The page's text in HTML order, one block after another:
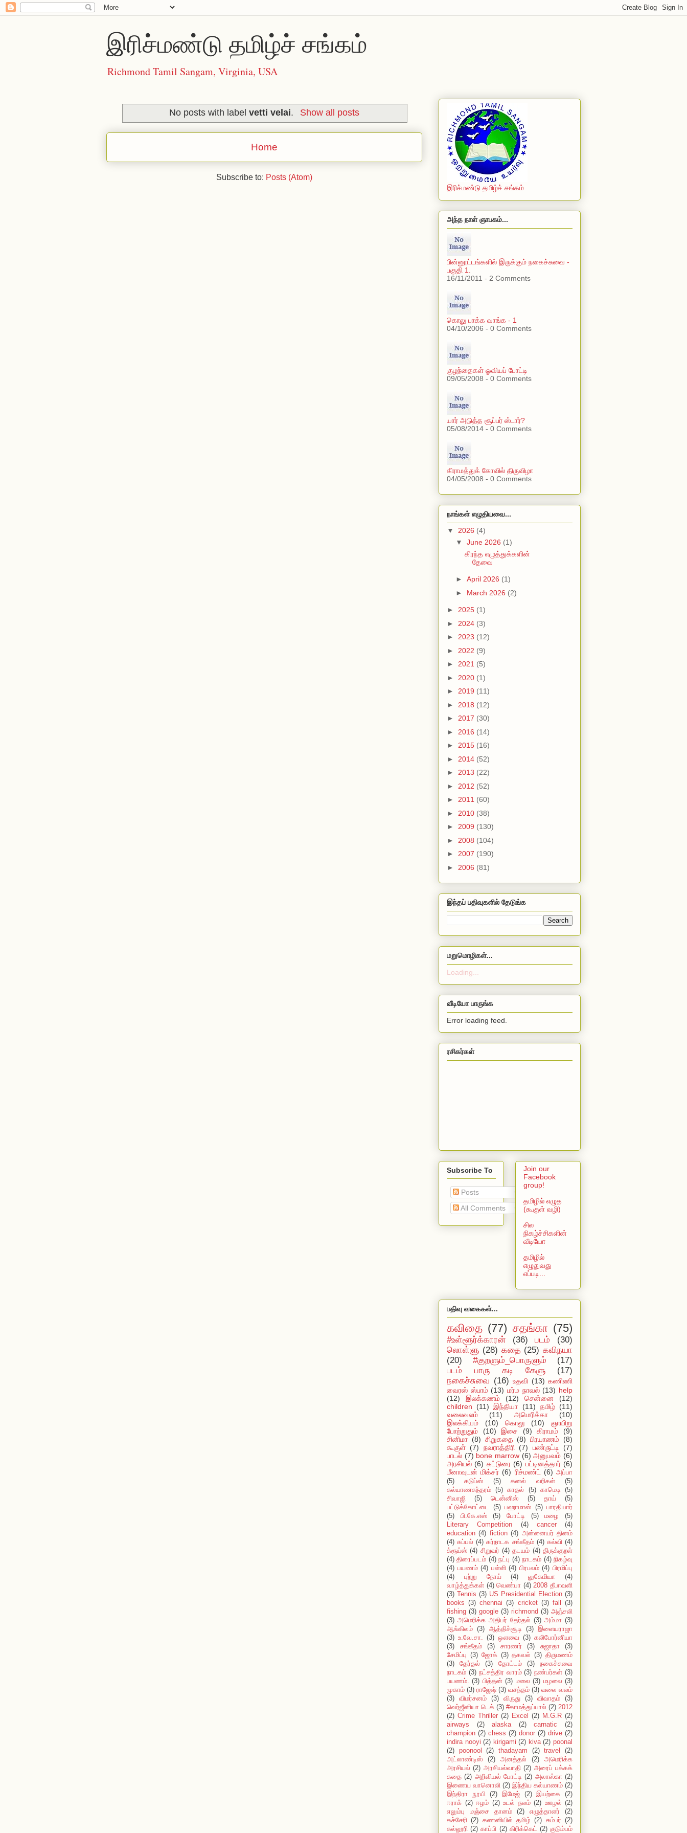
இரிச்மண்டு தமிழ்ச் சங்கம்
Richmond Tamil Sangam, Virginia, USA
No posts with labelvetti velai. Show all posts
Home
Subscribe to: Posts (Atom)
இரிச்மண்டு தமிழ்ச் சங்கம்
அந்த நாள் ஞாபகம்...
பின்னூட்டங்களில் இருக்கும் நகைச்சுவை -
பகுதி 1.
16/11/2011 - 2 Comments
கொலு பாக்க வாங்க - 1
04/10/2006 - 0 Comments
குழந்தைகள் ஓவியப் போட்டி
09/05/2008 - 0 Comments
யார் அடுத்த சூப்பர் ஸ்டார்?
05/08/2014 - 0 Comments
கிராமத்துக் கோவில் திருவிழா
04/05/2008 - 0 Comments
நாங்கள் எழுதியவை...
▼ 2026 (4)
▼ June 2026 (1)
கிரந்த எழுத்துக்களின்
தேவை
► April 2026 (1)
► March 2026 (2)
► 2025 (1)
► 2024 (3)
► 2023 (12)
► 2022 (9)
► 2021 (5)
► 2020 (1)
► 2019 (11)
► 2018 (12)
► 2017 (30)
► 2016 (14)
► 2015 (16)
► 2014 (52)
► 2013 (22)
► 2012 (52)
► 2011 (60)
► 2010 (38)
► 2009 (130)
► 2008 (104)
► 2007 (190)
► 2006 (81)
இந்தப் பதிவுகளில் தேடுங்க
மறுமொழிகள்...
Loading...
வீடியோ பாருங்க
Error loading feed.
ரசிகர்கள்
Subscribe To
Posts
All Comments
Join our
Facebook
group!
தமிழில் எழுத
(கூகுள் வழி)
சில
நிகழ்ச்சிகளின்
வீடியோ
தமிழில்
எழுதுவது
எப்படி...
பதிவு வகைகள்...
கவிதை (77) சதங்கா (75)
#உள்ளூர்க்காரன் (36) படம்
(30)
லொள்ளு (28) கதை (25) கவிநயா
(20)
#குறளும்_பொருளும்
(17)
படம் பாரு கடி கேளு
(17)
நகைச்சுவை (16) உதவி (13) கணிணி
வைரஸ் ஸ்பாம் (13) மர்ம நாவல் (13) help
(12)
இலக்கணம் (12) சென்னை
(12)
children
(11) இந்தியா (11) தமிழ் (11)
வலைவலம்
(11) அமெரிக்கா
(10)
இலக்கியம்
(10) கொலு (10)
ஞாயிறு
போற்றுதும்
(10) இசை (9) கிராமம்
(9)
சினிமா (8) சிறுகதை (8) பிரயாணம் (8)
கூகுள் (7) நவராத்திரி (7) பண்ருட்டி
(7)
பாடல் (7) bone marrow (6) அனுபவம் (6)
அரசியல் (6) கட்டுரை (6) பட்டினத்தார் (6)
மீனாவுடன் மிக்சர் (6) ரிச்மண்ட் (6) அப்பா
(5)
கடுப்ஸ் (5) கனல் வரிகள்
(5)
கல்யாணசுந்தரம் (5) காதல் (5) காமெடி
(5)
சிவாஜி
(5) டென்னிஸ் (5) தாய்
(5)
பட்டுக்கோட்டை
(5) பஹாமாஸ் (5) பாரதியார்
(5)
பி.கே.எஸ் (5) போட்டி (5) மழை
(5)
Literary Competition
(4) cancer
(4)
education (4) fiction (4) அன்னையர் தினம்
(4) கப்பல் (4) கர்நாடக சங்கீதம் (4) கல்வி (4)
க்ரூய்ஸ் (4) சிறுவர் (4) தடயம் (4) திருக்குறள்
(4) திரைப்படம் (4) நட்பு (4) நாடகம் (4) நிகழ்வு
(4) பயணம் (4) பள்ளி (4) பிரபலம் (4) பிரமிப்பு
(4)
புற்று நோய் (4) லுகேமியா
(4)
வாழ்த்துக்கள் (4) வெண்பா (4) 2008 தீபாவளி
(3) Tennis (3) US Presidential Election (3)
books (3) chennai (3) cricket (3) fall
(3)
fishing (3) google (3) richmond (3) அஞ்சலி
(3) அமெரிக்க அதிபர் தேர்தல் (3) அம்மா (3)
ஆங்கிலம் (3) ஆத்திச்சூடி (3) இளையராஜா
(3) உ.வே.சா. (3) ஔவை (3) கலிபோர்னியா
(3)
சங்கீதம் (3) சாரணர் (3) சுஜாதா
(3)
சேமிப்பு (3) ஜோக் (3) தகவல் (3) திருமணம்
(3)
தேர்தல் (3) தோட்டம் (3)
நகைச்சுவை
நாடகம் (3) நட்சத்திர வாரம் (3) நண்பர்கள் (3)
பயணம்.
(3) பித்தன் (3) மலை (3) மழலை (3)
முகாம் (3) ராஜேஷ் (3) வசந்தம் (3) வலை வலம்
(3)
விமர்சனம் (3) விருது (3) விவாதம்
(3)
வெர்ஜீனியா டெக் (3) #காமத்துப்பால் (2) 2012
(2) Crime Thriller (2) Excel (2) M.G.R (2)
airways
(2) alaska (2) carnatic
(2)
champion (2) chess (2) donor (2) drive (2)
indira nooyi (2) kirigami (2) kiva (2) poonal
(2)
poonool (2) thadayam (2) travel
(2)
அட்லாண்டிஸ்
(2) அனத்தல் (2)
அமெரிக்க
அரசியல் (2) அரசியல்வாதி (2) அரைப் பக்கக்
கதை (2) அறிவியல் போட்டி (2) அலாஸ்கா (2)
இணைய வானொலி (2) இந்திய கல்யாணம் (2)
இந்திரா நூயி
(2) இமேஜ் (2) இயற்கை
(2)
ஈராக் (2) ஈழம் (2) உடல் நலம் (2) ஊழல் (2)
எலும்பு மஞ்சை தானம்
(2) எழுத்தாளர்
(2)
கச்சேரி (2) கணனியில் தமிழ் (2) கம்பர் (2)
கல்லூரி (2) காப்பி (2) கிரிக்கெட் (2) குடும்பம்